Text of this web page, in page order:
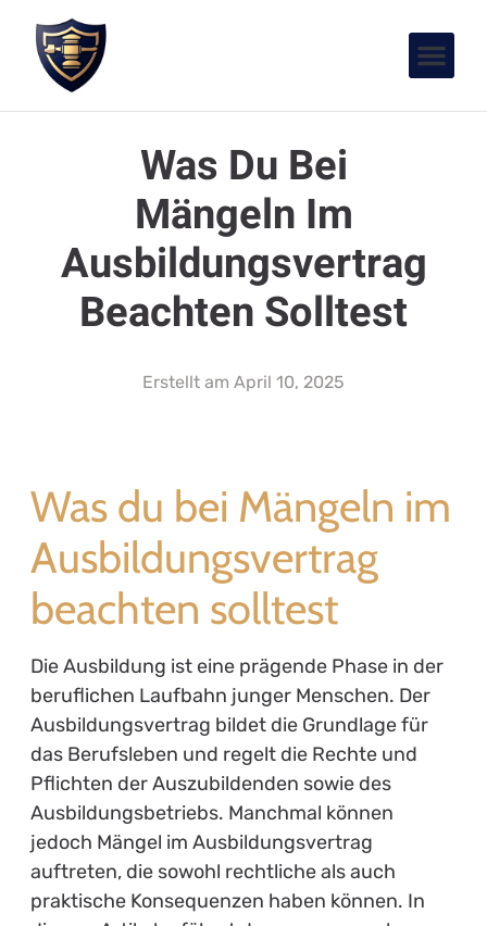
Was Du Bei
Mängeln Im
Ausbildungsvertrag
Beachten Solltest
Erstellt am April 10, 2025
Was du bei Mängeln im
Ausbildungsvertrag
beachten solltest
Die Ausbildung ist eine prägende Phase in der
beruflichen Laufbahn junger Menschen. Der
Ausbildungsvertrag bildet die Grundlage für
das Berufsleben und regelt die Rechte und
Pflichten der Auszubildenden sowie des
Ausbildungsbetriebs. Manchmal können
jedoch Mängel im Ausbildungsvertrag
auftreten, die sowohl rechtliche als auch
praktische Konsequenzen haben können. In